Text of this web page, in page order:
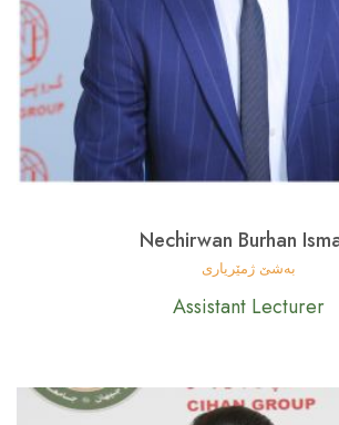
Nechirwan Burhan
بەشێ ژمێریاری
Assistant Lecturer